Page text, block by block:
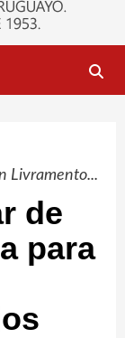
Livramento...
de
para